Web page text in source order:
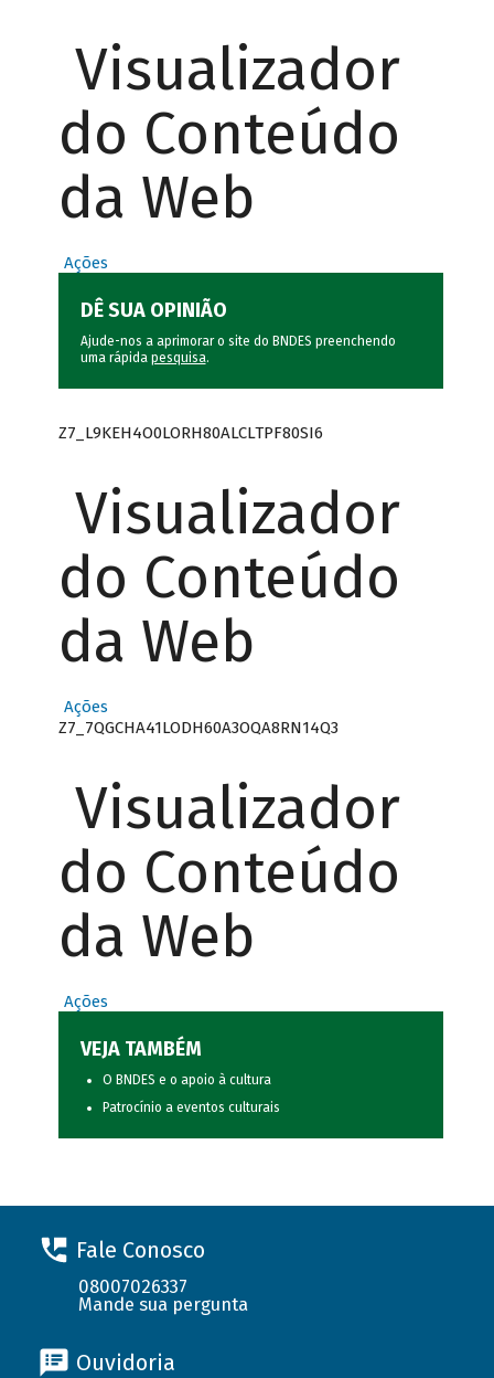
Visualizador
do Conteúdo
da Web
Ações
DÊ SUA OPINIÃO
Ajude-nos a aprimorar o site do BNDES preenchendo
uma rápida pesquisa.
Z7_L9KEH4O0LORH80ALCLTPF80SI6
Visualizador
do Conteúdo
da Web
Ações
Z7_7QGCHA41LODH60A3OQA8RN14Q3
Visualizador
do Conteúdo
da Web
Ações
VEJA TAMBÉM
O BNDES e o apoio à cultura
Patrocínio a eventos culturais
Fale Conosco
08007026337
Mande sua pergunta
Ouvidoria